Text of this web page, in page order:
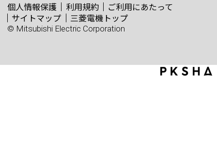
個人情報保護 利用規約
ご利用にあたって
サイトマップ
三菱電機トップ
© Mitsubishi Electric Corporation